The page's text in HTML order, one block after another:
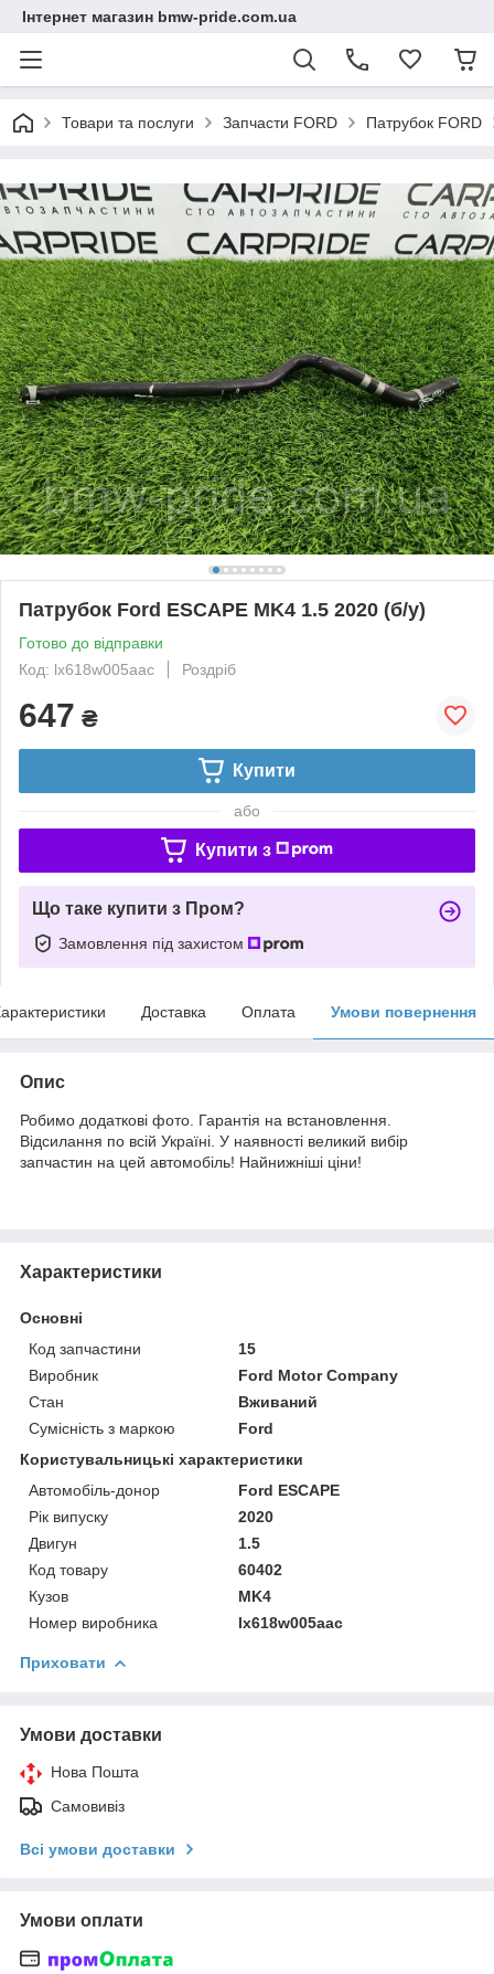
Інтернет магазин bmw-pride.com.ua
Товари та послуги Запчасти FORD Патрубок FORD
Патрубок Ford ESCAPE MK4 1.5 2020 (б/у)
Готово до відправки
Код: lx618w005aac
Роздріб
647 ₴
Купити
або
Купити з
Що таке купити з Пром?
Замовлення під захистом
Доставка Оплата Умови повернення
Опис
Робимо додаткові фото. Гарантія на встановлення.
Відсилання по всій Україні. У наявності великий вибір
запчастин на цей автомобіль! Найнижніші ціни!
Характеристики
Основні
Код запчастини
15
Виробник
Ford Motor Company
Стан
Вживаний
Сумісність з маркою
Ford
Користувальницькі характеристики
Автомобіль-донор
Ford ESCAPE
Рік випуску
2020
Двигун
1.5
Код товару
60402
Кузов
MK4
Номер виробника
lx618w005aac
Приховати
Умови доставки
Нова Пошта
Самовивіз
Всі умови доставки
Умови оплати